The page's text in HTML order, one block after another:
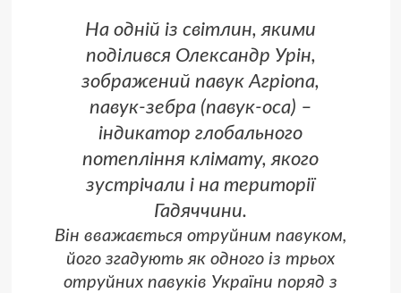
На одній із світлин, якими
поділився Олександр Урін,
зображений павук Агріопа,
павук-зебра (павук-оса) –
індикатор глобального
потепління клімату, якого
зустрічали і на території
Гадяччини.
Він вважається отруйним павуком,
його згадують як одного із трьох
отруйних павуків України поряд з